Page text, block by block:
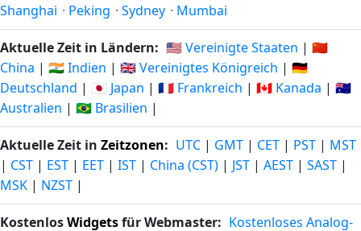
Shanghai · Peking · Sydney · Mumbai
Aktuelle Zeit in Ländern: 🇺🇸 Vereinigte Staaten | 🇨🇳
China | 🇮🇳 Indien | 🇬🇧 Vereinigtes Königreich | 🇩🇪
Deutschland | 🇯🇵 Japan | 🇫🇷 Frankreich | 🇨🇦 Kanada | 🇦🇺
Australien | 🇧🇷 Brasilien |
Aktuelle Zeit in Zeitzonen: UTC | GMT | CET | PST | MST
| CST | EST | EET | IST | China (CST) | JST | AEST | SAST |
MSK | NZST |
KostenlosWidgetsfür Webmaster: Kostenloses Analog-